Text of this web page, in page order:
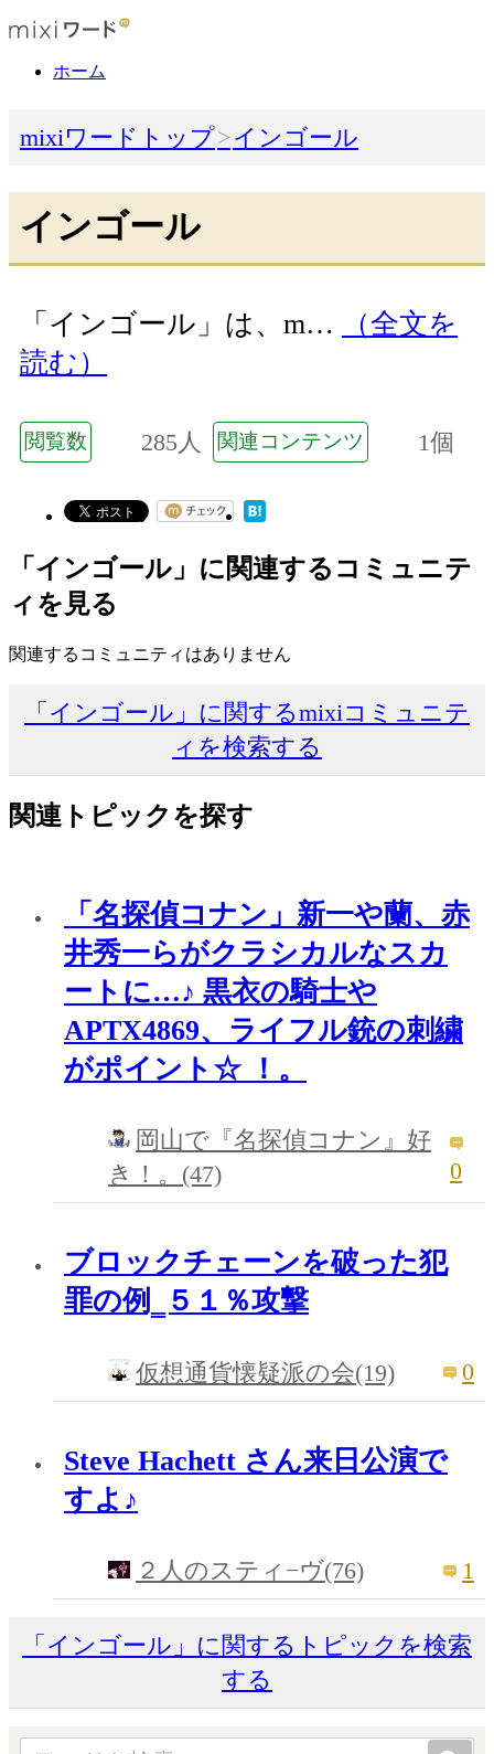
ホーム
mixiワードトップ インゴール
インゴール
「インゴール」は、m…
（全文を
読む）
閲覧数 285人 関連コンテンツ 1個
「インゴール」に関連するコミュニテ
ィを見る
関連するコミュニティはありません
「インゴール」に関するmixiコミュニテ
ィを検索する
関連トピックを探す
「名探偵コナン」新一や蘭、赤
井秀一らがクラシカルなスカ
ートに…♪ 黒衣の騎士や
APTX4869、ライフル銃の刺繍
がポイント☆ ！。
岡山で『名探偵コナン』好
き！。(47)
0
ブロックチェーンを破った犯
罪の例‗５１％攻撃
仮想通貨懐疑派の会(19) 0
Steve Hachett さん来日公演で
すよ♪
２人のスティ−ヴ(76) 1
「インゴール」に関するトピックを検索
する